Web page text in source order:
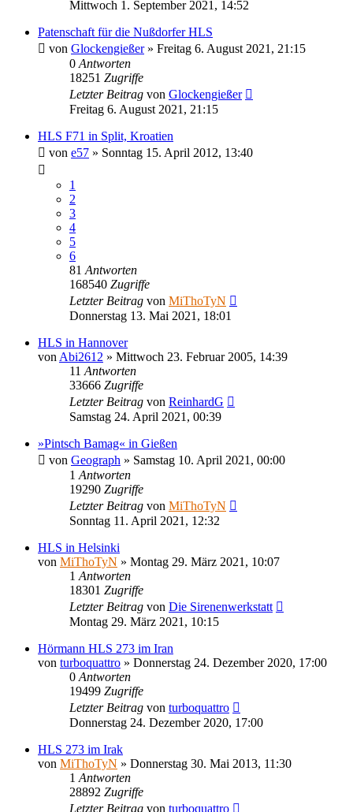
Mittwoch 1. September 2021, 14:52
Patenschaft für die Nußdorfer HLS
von Glockengießer» Freitag 6. August 2021, 21:15
0 Antworten
18251 Zugriffe
Letzter Beitrag von Glockengießer
Freitag 6. August 2021, 21:15
HLS F71 in Split, Kroatien
von e57 » Sonntag 15. April 2012, 13:40
1
2
3
4
5
6
81 Antworten
168540 Zugriffe
Letzter Beitrag von MiThoTyN
Donnerstag 13. Mai 2021, 18:01
HLS in Hannover
von Abi2612 » Mittwoch 23. Februar 2005, 14:39
11 Antworten
33666 Zugriffe
Letzter Beitrag von ReinhardG
Samstag 24. April 2021, 00:39
»Pintsch Bamag« in Gießen
von Geograph » Samstag 10. April 2021, 00:00
1 Antworten
19290 Zugriffe
Letzter Beitrag von MiThoTyN
Sonntag 11. April 2021, 12:32
HLS in Helsinki
von MiThoTyN » Montag 29. März 2021, 10:07
1 Antworten
18301 Zugriffe
Letzter Beitrag von Die Sirenenwerkstatt
Montag 29. März 2021, 10:15
Hörmann HLS 273 im Iran
von turboquattro » Donnerstag 24. Dezember 2020, 17:00
0 Antworten
19499 Zugriffe
Letzter Beitrag von turboquattro
Donnerstag 24. Dezember 2020, 17:00
HLS 273 im Irak
von MiThoTyN » Donnerstag 30. Mai 2013, 11:30
1 Antworten
28892 Zugriffe
Letzter Beitrag von turboquattro